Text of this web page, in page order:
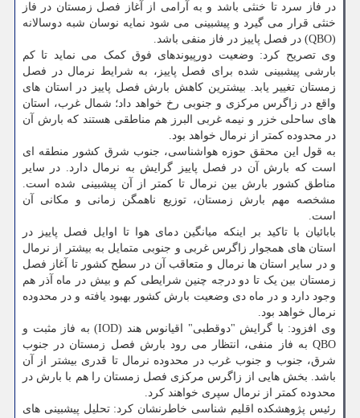
در فاز سرد تا خنثی باشد و به آرامی از آغاز فصل زمستان در فاز
خنثی قرار می گیرد و پیشبینی می شود نمایه نوسان شبه دوسالانه
(QBO) در فصل پاییز در فاز منفی باشد.
وی تصریح کرد: وضعیت دورپیوندهای فوق کمک می نماید تا کم
بارشی پیشبینی شده برای فصل پاییز، به شرایط نرمال در فصل
زمستان تغییر یابد. بیشترین کاهش بارش فصل پاییز در استان های
واقع در زاگرس مرکزی و جنوبی رخ خواهد داد؛ شمال غرب، استان
های ساحلی خزر و نیمه غربی البرز هم مناطقی هستند که بارش آن
در محدوده کمتر از نرمال خواهد بود.
به قول این محقق حوزه هواشناسی، جنوب شرق کشور منطقه ای
است که بارش آن در فصل پاییز گرایش به نرمال دارد. در سایر
مناطق کشور بارش بین نرمال تا کمتر از آن پیشبینی شده است.
مشخصه مهم بارش زمستان، توزیع ناهمگن زمانی و مکانی آن
است.
بابائیان با تاکید بر اینکه میانگین دمای هوا تا اوایل فصل پاییز در
استان های همجوار زاگرس غربی و جنوبی متمایل به بیشتر از نرمال
و در سایر استان ها نرمال و متعاقب آن در سطح کشور تا آغاز فصل
زمستان بین یک تا دو درجه چنین شرایطی کم و بیش در ماه آذر هم
وجود دارد و در ماه دی وضعیت بارش کشور بهبود یافته و در محدوده
نرمال خواهد بود.
وی افزود: با گرایش "دوقطبی" اقیانوس هند (IOD) به فاز مثبت و
QBO به فاز منفی، انتظار می رود بارش فصل زمستان در جنوب
شرق، جنوب و جنوب غرب در محدوده نرمال تا قدری بیشتر از آن
باشد. بخش هایی از زاگرس مرکزی فصل زمستان را هم با بارش در
محدوده کمتر از نرمال سپری خواهند کرد.
رئیس پژوهشکده اقلیم شناسی خاطرنشان کرد: تحلیل پیشبینی های